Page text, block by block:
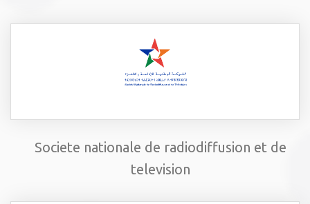
Societe nationale de radiodiffusion et de
television